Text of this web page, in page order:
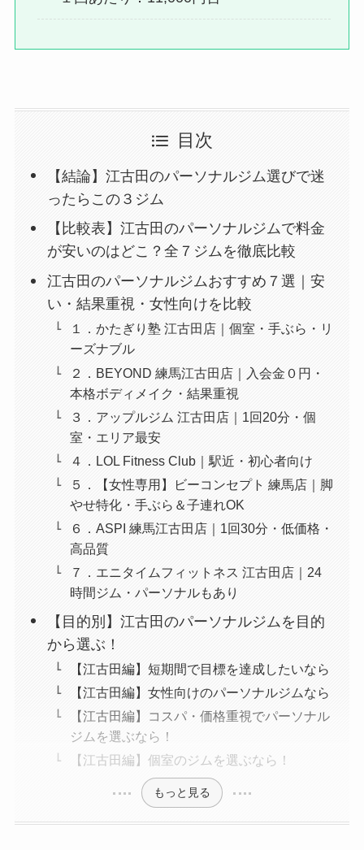
目次
【結論】江古田のパーソナルジム選びで迷
ったらこの３ジム
【比較表】江古田のパーソナルジムで料金
が安いのはどこ？全７ジムを徹底比較
江古田のパーソナルジムおすすめ７選｜安
い・結果重視・女性向けを比較
１．かたぎり塾 江古田店｜個室・手ぶら・リ
ーズナブル
２．BEYOND 練馬江古田店｜入会金０円・
本格ボディメイク・結果重視
３．アップルジム 江古田店｜1回20分・個
室・エリア最安
４．LOL Fitness Club｜駅近・初心者向け
５．【女性専用】ビーコンセプト 練馬店｜脚
やせ特化・手ぶら＆子連れOK
６．ASPI 練馬江古田店｜1回30分・低価格・
高品質
７．エニタイムフィットネス 江古田店｜24
時間ジム・パーソナルもあり
【目的別】江古田のパーソナルジムを目的
から選ぶ！
【江古田編】短期間で目標を達成したいなら
【江古田編】女性向けのパーソナルジムなら
【江古田編】コスパ・価格重視でパーソナル
ジムを選ぶなら！
【江古田編】個室のジムを選ぶなら！
もっと見る